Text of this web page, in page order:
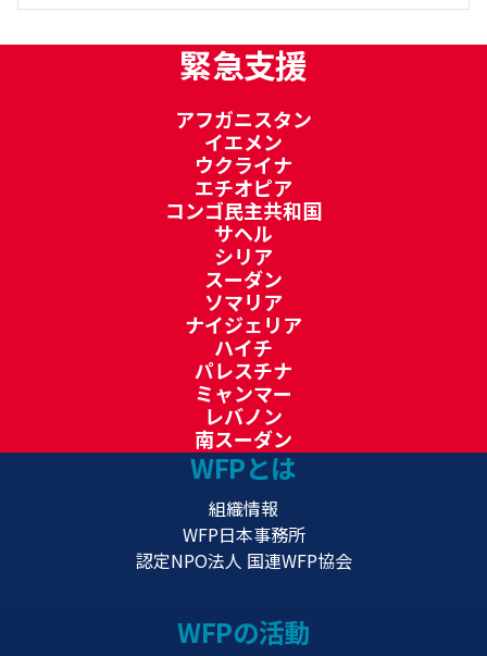
緊急支援
アフガニスタン
イエメン
ウクライナ
エチオピア
コンゴ民主共和国
サヘル
シリア
スーダン
ソマリア
ナイジェリア
ハイチ
パレスチナ
ミャンマー
レバノン
南スーダン
WFPとは
組織情報
WFP日本事務所
認定NPO法人 国連WFP協会
WFPの活動